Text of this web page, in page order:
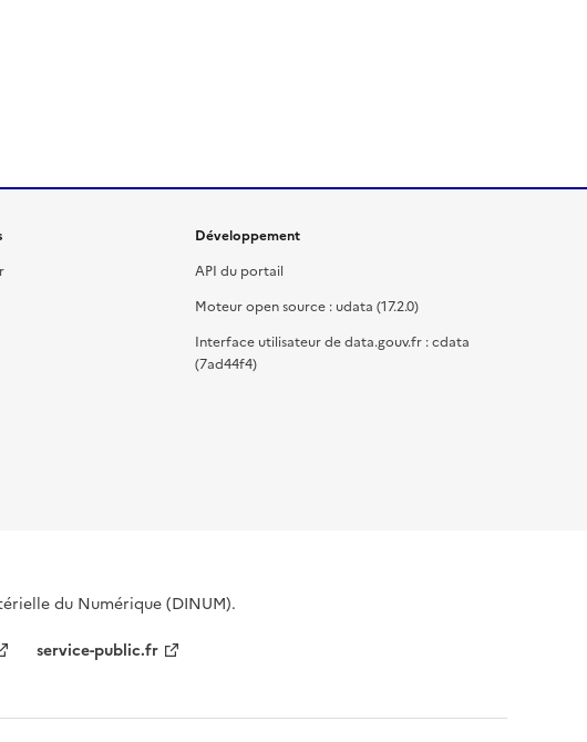
Développement
API du portail
Moteur open source : udata (17.2.0)
Interface utilisateur de data.gouv.fr : cdata
(7ad44f4)
du Numérique (DINUM).
service-public.fr